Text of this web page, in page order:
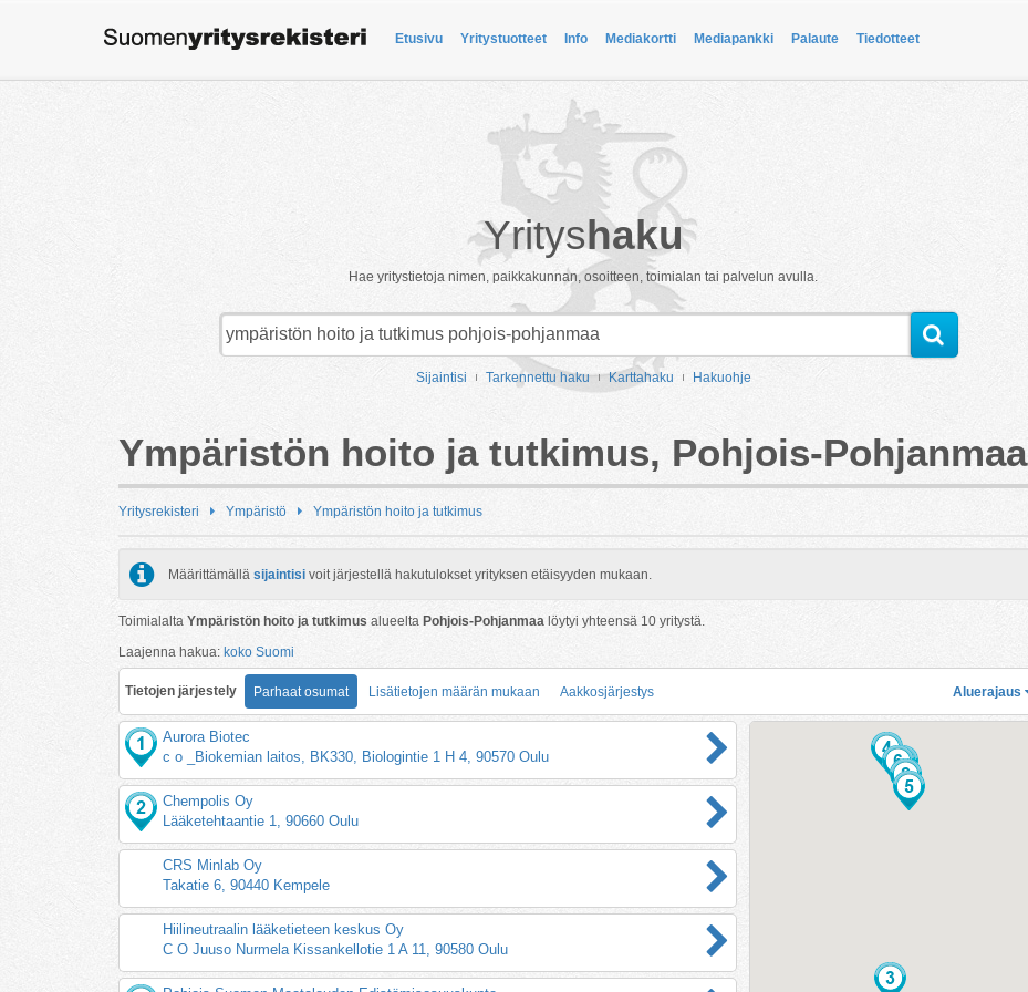
Etusivu Yritystuotteet Info Mediakortti Mediapankki Palaute Tiedotteet
Yrityshaku
Hae yritystietoja nimen, paikkakunnan, osoitteen, toimialan tai palvelun avulla.
Sijaintisi Tarkennettu haku Karttahaku Hakuohje
Ympäristön hoito ja tutkimus, Pohjois-Pohjanmaa
Yritysrekisteri Ympäristö Ympäristön hoito ja tutkimus
Määrittämällä sijaintisi voit järjestellä hakutulokset yrityksen etäisyyden mukaan.
Toimialalta Ympäristön hoito ja tutkimus alueelta Pohjois-Pohjanmaa löytyi yhteensä 10 yritystä.
Laajenna hakua: koko Suomi
Tietojen järjestely Parhaat osumat Lisätietojen määrän mukaan Aakkosjärjestys Aluerajaus
Aurora Biotec
c o _Biokemian laitos, BK330, Biologintie 1 H 4, 90570 Oulu
Chempolis Oy
Lääketehtaantie 1, 90660 Oulu
CRS Minlab Oy
Takatie 6, 90440 Kempele
Hiilineutraalin lääketieteen keskus Oy
C O Juuso Nurmela Kissankellotie 1 A 11, 90580 Oulu